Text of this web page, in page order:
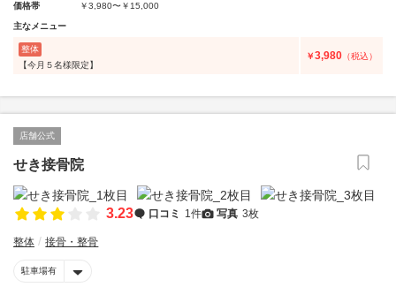
価格帯
￥3,980〜￥15,000
主なメニュー
整体
【今月５名様限定】
￥3,980 （税込）
店舗公式
せき接骨院
3.23 口コミ 1件 写真 3枚
整体 接骨・整骨
駐車場有